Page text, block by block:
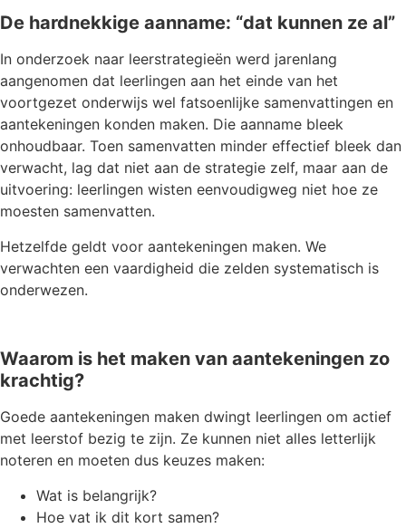
De hardnekkige aanname: “dat kunnen ze al”
In onderzoek naar leerstrategieën werd jarenlang
aangenomen dat leerlingen aan het einde van het
voortgezet onderwijs wel fatsoenlijke samenvattingen en
aantekeningen konden maken. Die aanname bleek
onhoudbaar. Toen samenvatten minder effectief bleek dan
verwacht, lag dat niet aan de strategie zelf, maar aan de
uitvoering: leerlingen wisten eenvoudigweg niet hoe ze
moesten samenvatten.
Hetzelfde geldt voor aantekeningen maken. We
verwachten een vaardigheid die zelden systematisch is
onderwezen.
Waarom is het maken van aantekeningen zo
krachtig?
Goede aantekeningen maken dwingt leerlingen om actief
met leerstof bezig te zijn. Ze kunnen niet alles letterlijk
noteren en moeten dus keuzes maken:
Wat is belangrijk?
Hoe vat ik dit kort samen?